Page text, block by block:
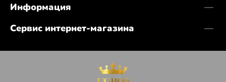
Информация
Сервис интернет-магазина